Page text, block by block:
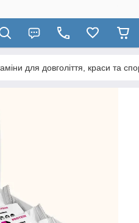
для довголіття, краси та